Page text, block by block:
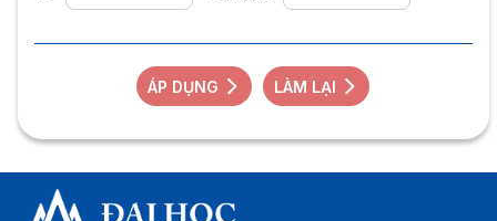
ÁP DỤNG LÀM LẠI